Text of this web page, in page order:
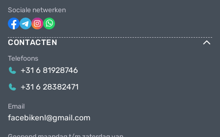
Sociale netwerken
CONTACTEN
Telefoons
+31 6 81928746
+31 6 28382471
Email
facebikenl@gmail.com